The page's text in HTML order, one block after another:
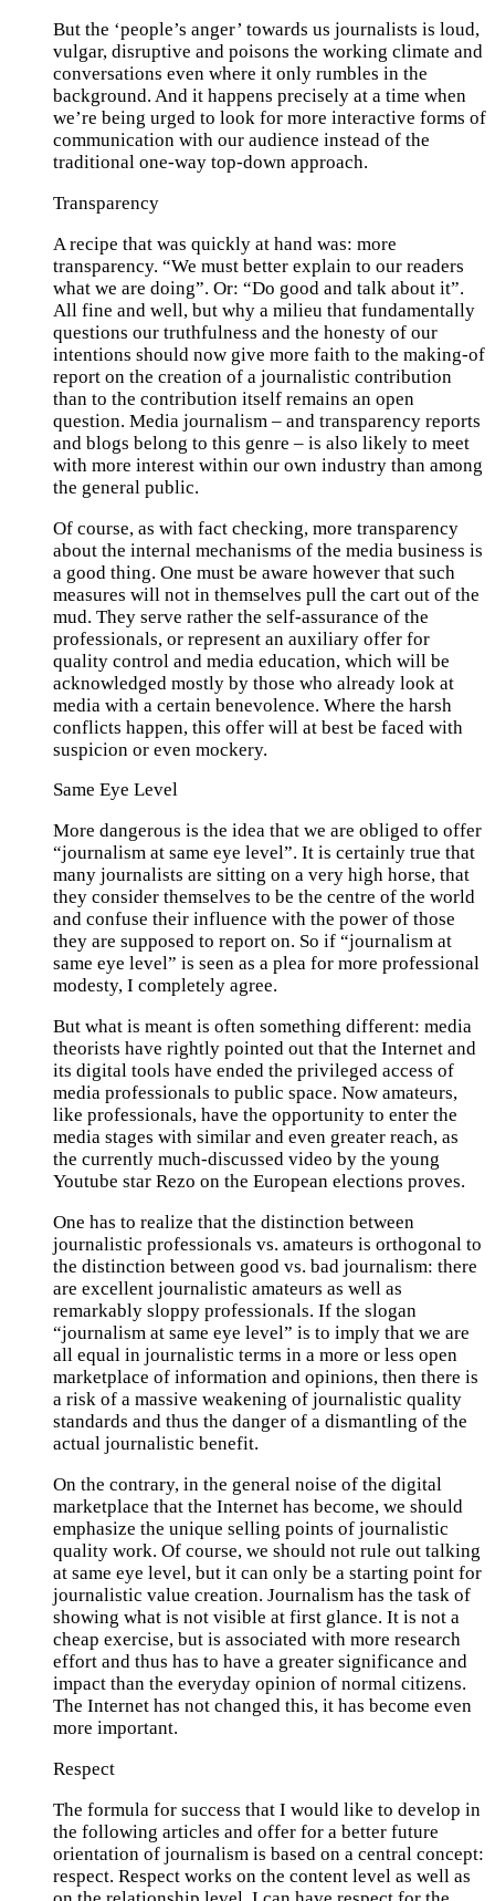
But the ‘people’s anger’ towards us journalists is loud,
vulgar, disruptive and poisons the working climate and
conversations even where it only rumbles in the
background. And it happens precisely at a time when
we’re being urged to look for more interactive forms of
communication with our audience instead of the
traditional one-way top-down approach.
Transparency
A recipe that was quickly at hand was: more
transparency. “We must better explain to our readers
what we are doing”. Or: “Do good and talk about it”.
All fine and well, but why a milieu that fundamentally
questions our truthfulness and the honesty of our
intentions should now give more faith to the making-of
report on the creation of a journalistic contribution
than to the contribution itself remains an open
question. Media journalism – and transparency reports
and blogs belong to this genre – is also likely to meet
with more interest within our own industry than among
the general public.
Of course, as with fact checking, more transparency
about the internal mechanisms of the media business is
a good thing. One must be aware however that such
measures will not in themselves pull the cart out of the
mud. They serve rather the self-assurance of the
professionals, or represent an auxiliary offer for
quality control and media education, which will be
acknowledged mostly by those who already look at
media with a certain benevolence. Where the harsh
conflicts happen, this offer will at best be faced with
suspicion or even mockery.
Same Eye Level
More dangerous is the idea that we are obliged to offer
“journalism at same eye level”. It is certainly true that
many journalists are sitting on a very high horse, that
they consider themselves to be the centre of the world
and confuse their influence with the power of those
they are supposed to report on. So if “journalism at
same eye level” is seen as a plea for more professional
modesty, I completely agree.
But what is meant is often something different: media
theorists have rightly pointed out that the Internet and
its digital tools have ended the privileged access of
media professionals to public space. Now amateurs,
like professionals, have the opportunity to enter the
media stages with similar and even greater reach, as
the currently much-discussed video by the young
Youtube star Rezo on the European elections proves.
One has to realize that the distinction between
journalistic professionals vs. amateurs is orthogonal to
the distinction between good vs. bad journalism: there
are excellent journalistic amateurs as well as
remarkably sloppy professionals. If the slogan
“journalism at same eye level” is to imply that we are
all equal in journalistic terms in a more or less open
marketplace of information and opinions, then there is
a risk of a massive weakening of journalistic quality
standards and thus the danger of a dismantling of the
actual journalistic benefit.
On the contrary, in the general noise of the digital
marketplace that the Internet has become, we should
emphasize the unique selling points of journalistic
quality work. Of course, we should not rule out talking
at same eye level, but it can only be a starting point for
journalistic value creation. Journalism has the task of
showing what is not visible at first glance. It is not a
cheap exercise, but is associated with more research
effort and thus has to have a greater significance and
impact than the everyday opinion of normal citizens.
The Internet has not changed this, it has become even
more important.
Respect
The formula for success that I would like to develop in
the following articles and offer for a better future
orientation of journalism is based on a central concept:
respect. Respect works on the content level as well as